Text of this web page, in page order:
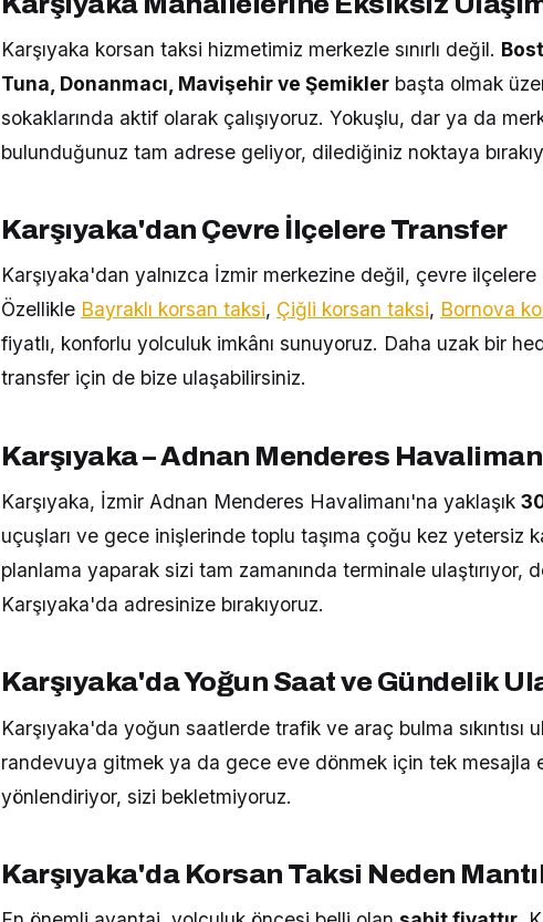
Karşıyaka korsan taksi hizmetimiz merkezle sınırlı değil.
Tuna, Donanmacı, Mavişehir ve Şemikler başta olmak
sokaklarında aktif olarak çalışıyoruz. Yokuşlu, dar ya da
bulunduğunuz tam adrese geliyor, dilediğiniz noktaya
Karşıyaka'dan Çevre İlçelere Transfer
Karşıyaka'dan yalnızca İzmir merkezine değil, çevre
Özellikle Bayraklı korsan taksi, Çiğli korsan taksi, Bornova
fiyatlı, konforlu yolculuk imkânı sunuyoruz. Daha uzak bir
transfer için de bize ulaşabilirsiniz.
Karşıyaka – Adnan Menderes
Karşıyaka, İzmir Adnan Menderes Havalimanı'na yaklaşık
uçuşları ve gece inişlerinde toplu taşıma çoğu kez yetersiz
planlama yaparak sizi tam zamanında terminale ulaştırıyor,
Karşıyaka'da adresinize bırakıyoruz.
Karşıyaka'da Yoğun Saat ve Gündelik
Karşıyaka'da yoğun saatlerde trafik ve araç bulma sıkıntısı
randevuya gitmek ya da gece eve dönmek için tek mesajla
yönlendiriyor, sizi bekletmiyoruz.
Karşıyaka'da Korsan Taksi Neden